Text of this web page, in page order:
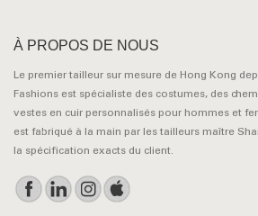
À PROPOS DE NOUS
Le premier tailleur sur mesure de Hong Kong
Fashions est spécialiste des costumes, des
vestes en cuir personnalisés pour hommes et
est fabriqué à la main par les tailleurs maître
la spécification exacts du client.